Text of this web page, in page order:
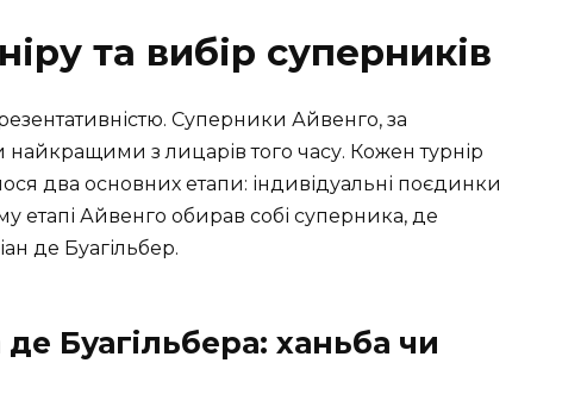
та вибір суперників
Суперники Айвенго, за
з лицарів того часу. Кожен турнір
два основних етапи: індивідуальні поєдинки
етапі Айвенго обирав собі суперника, де
де Буагільбер.
Буагільбера: ханьба чи